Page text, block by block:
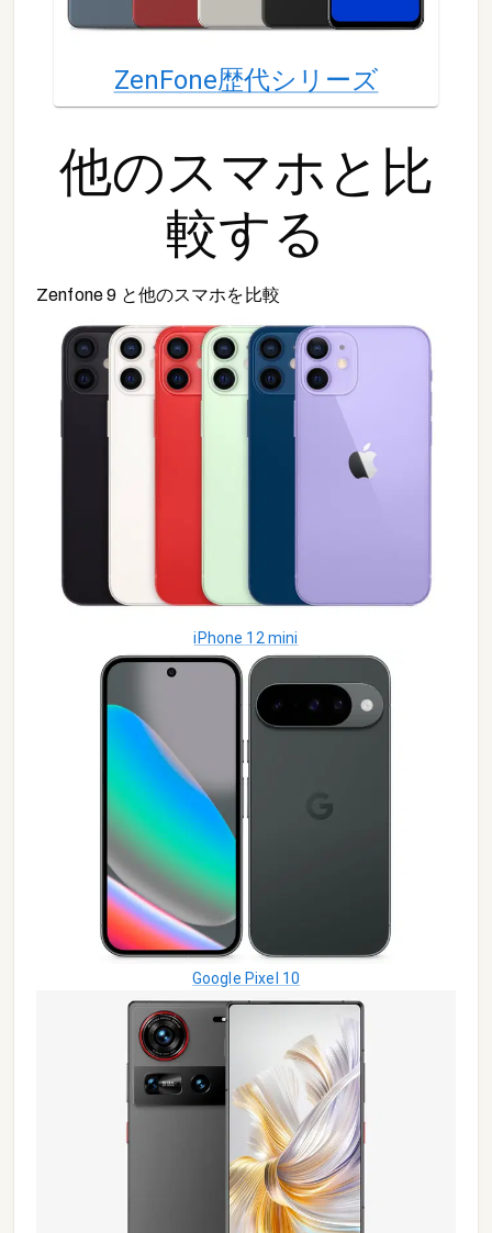
ZenFone歴代シリーズ
他のスマホと比
較する
Zenfone 9 と他のスマホを比較
iPhone 12 mini
Google Pixel 10